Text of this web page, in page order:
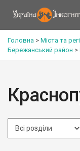
Головна > Міста та
Бережанський район >